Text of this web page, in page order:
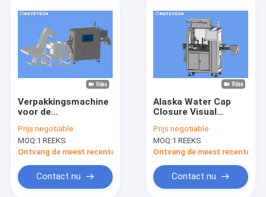
Producten
Ongeveer ons
Fabrieksreis
Nieuws
Verzoek om een Citaat
Verpakkingsmachine
voor de
en drankenindustrie
Prijs:negotiable
MOQ:1 REEKS
Ontvang de meest recente Prijs
Contact nu
Alaska Water Cap
Closure Visual
voor de
voedingsmiddelen-
en drankenindustrie
Prijs:negotiable
MOQ:1 REEKS
Ontvang de meest recente
Contact nu